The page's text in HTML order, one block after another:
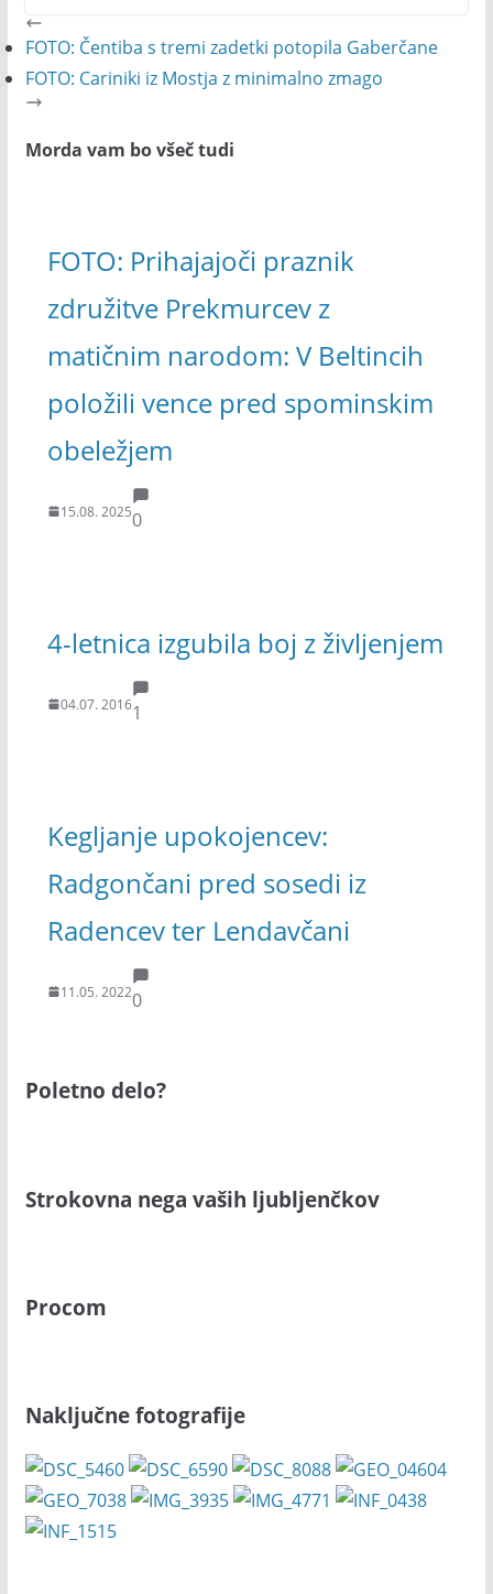
FOTO: Čentiba s tremi zadetki potopila Gaberčane
FOTO: Cariniki iz Mostja z minimalno zmago
Morda vam bo všeč tudi
FOTO: Prihajajoči praznik
združitve Prekmurcev z
matičnim narodom: V Beltincih
položili vence pred spominskim
obeležjem
15.08. 20250
4-letnica izgubila boj z življenjem
04.07. 20161
Kegljanje upokojencev:
Radgončani pred sosedi iz
Radencev ter Lendavčani
11.05. 20220
Poletno delo?
Strokovna nega vaših ljubljenčkov
Procom
Naključne fotografije